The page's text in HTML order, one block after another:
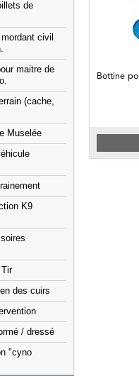
de
civil
maitre de
(cache,
Muselée
K9
des cuirs
/ dressé
"cyno
Bottine